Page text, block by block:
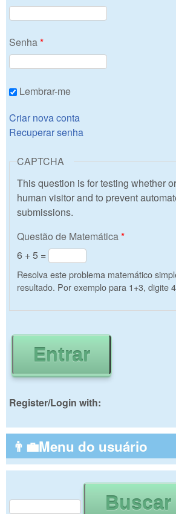
Senha*
Lembrar-me
Criar nova conta
Recuperar senha
CAPTCHA
This question is for testing whether
human visitor and to prevent
submissions.
Questão de Matemática*
6 + 5 =
Resolva este problema matemático
resultado. Por exemplo para 1+3, digite
Register/Login with:
👨‍💼Menu do usuário
Formulário de busca